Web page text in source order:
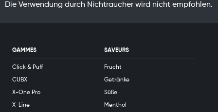
Die Verwendung durch Nichtraucher wird nicht empfohlen.
GAMMES
Click & Puff
CUBX
X-One Pro
X-Line
SAVEURS
Frucht
Getränke
Süße
Menthol